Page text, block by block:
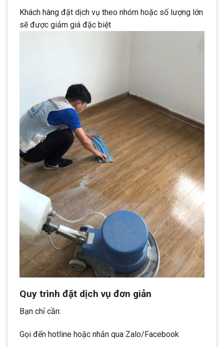
Khách hàng đặt dịch vụ theo nhóm hoặc số lượng lớn
sẽ được giảm giá đặc biệt
Quy trình đặt dịch vụ đơn giản
Bạn chỉ cần:
Gọi đến hotline hoặc nhắn qua Zalo/Facebook